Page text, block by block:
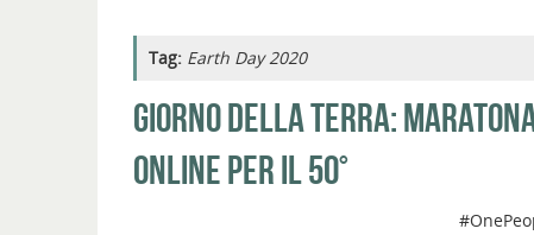
Tag: Earth Day 2020
GIORNO DELLA TERRA:
ONLINE PER IL 50°